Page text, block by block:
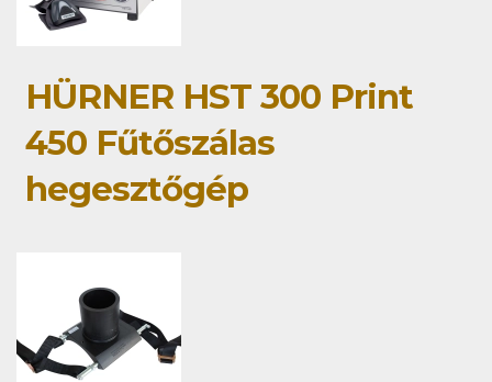
HÜRNER HST 300 Print
450 Fűtőszálas
hegesztőgép